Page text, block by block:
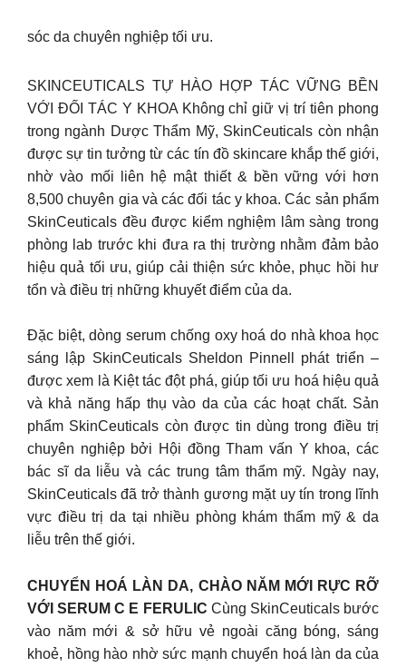
sóc da chuyên nghiệp tối ưu.
SKINCEUTICALS TỰ HÀO HỢP TÁC VỮNG BỀN
VỚI ĐỐI TÁC Y KHOA Không chỉ giữ vị trí tiên phong
trong ngành Dược Thẩm Mỹ, SkinCeuticals còn nhận
được sự tin tưởng từ các tín đồ skincare khắp thế giới,
nhờ vào mối liên hệ mật thiết & bền vững với hơn
8,500 chuyên gia và các đối tác y khoa. Các sản phẩm
SkinCeuticals đều được kiểm nghiệm lâm sàng trong
phòng lab trước khi đưa ra thị trường nhằm đảm bảo
hiệu quả tối ưu, giúp cải thiện sức khỏe, phục hồi hư
tổn và điều trị những khuyết điểm của da.
Đặc biệt, dòng serum chống oxy hoá do nhà khoa học
sáng lập SkinCeuticals Sheldon Pinnell phát triển –
được xem là Kiệt tác đột phá, giúp tối ưu hoá hiệu quả
và khả năng hấp thụ vào da của các hoạt chất. Sản
phẩm SkinCeuticals còn được tin dùng trong điều trị
chuyên nghiệp bởi Hội đồng Tham vấn Y khoa, các
bác sĩ da liễu và các trung tâm thẩm mỹ. Ngày nay,
SkinCeuticals đã trở thành gương mặt uy tín trong lĩnh
vực điều trị da tại nhiều phòng khám thẩm mỹ & da
liễu trên thế giới.
CHUYỂN HOÁ LÀN DA, CHÀO NĂM MỚI RỰC RỠ
VỚI SERUM C E FERULIC Cùng SkinCeuticals bước
vào năm mới & sở hữu vẻ ngoài căng bóng, sáng
khoẻ, hồng hào nhờ sức mạnh chuyển hoá làn da của